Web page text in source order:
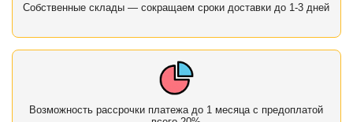
Собственные склады — сокращаем сроки доставки до 1-3 дней
Возможность рассрочки платежа до 1 месяца с предоплатой